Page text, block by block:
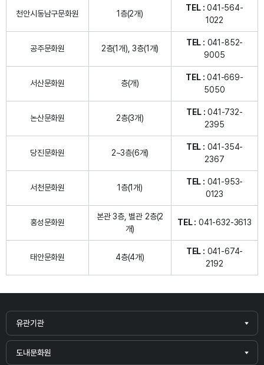
천안시동남구문화원 1층(2개)
TEL : 041-564-
1022
공주문화원 2층(1개), 3층(1개)
TEL : 041-852-
9005
서산문화원 층(개)
TEL : 041-669-
5050
논산문화원 2층(3개)
TEL : 041-732-
2395
당진문화원 2~3층(6개)
TEL : 041-354-
2367
서천문화원 1층(1개)
TEL : 041-953-
0123
홍성문화원
본관 3층, 별관 2층(2
개)
TEL : 041-632-3613
태안문화원 4층(4개)
TEL : 041-674-
2192
유관기관
도내문화원